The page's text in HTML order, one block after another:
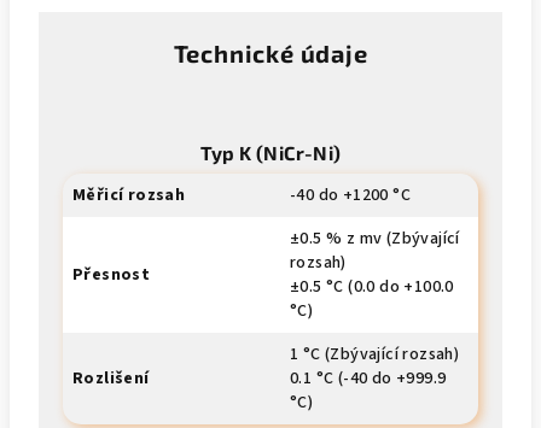
Technické údaje
Typ K (NiCr-Ni)
Měřicí rozsah -40 do +1200 °C
Přesnost
±0.5 % z mv (Zbývající
rozsah)
±0.5 °C (0.0 do +100.0
°C)
Rozlišení
1 °C (Zbývající rozsah)
0.1 °C (-40 do +999.9
°C)